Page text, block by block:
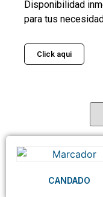
Disponibilidad
para tus
Click aqui
CANDADO